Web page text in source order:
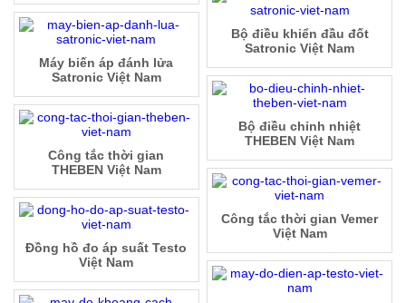
Bộ điều khiển đầu đốt
Satronic Việt Nam
Máy biến áp đánh lửa
Satronic Việt Nam
Bộ điều chỉnh nhiệt
THEBEN Việt Nam
Công tắc thời gian
THEBEN Việt Nam
Công tắc thời gian Vemer
Việt Nam
Đồng hồ đo áp suất Testo
Việt Nam